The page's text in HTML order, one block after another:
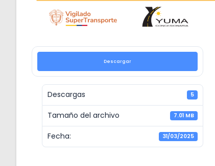
Descargar
Descargas 5
Tamaño del archivo 7.01 MB
Fecha: 31/03/2025